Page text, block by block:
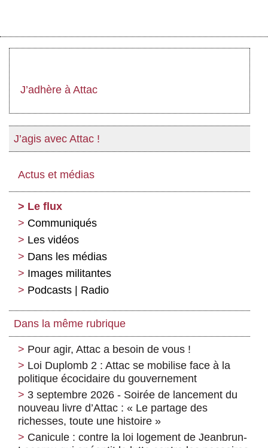
J’adhère à Attac
J’agis avec Attac !
Actus et médias
Le flux
Communiqués
Les vidéos
Dans les médias
Images militantes
Podcasts | Radio
Dans la même rubrique
Pour agir, Attac a besoin de vous !
Loi Duplomb 2 : Attac se mobilise face à la
politique écocidaire du gouvernement
3 septembre 2026 - Soirée de lancement du
nouveau livre d’Attac : « Le partage des
richesses, toute une histoire »
Canicule : contre la loi logement de Jeanbrun-